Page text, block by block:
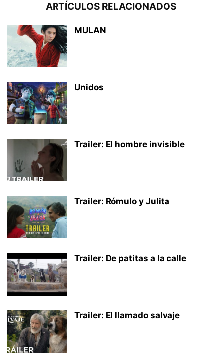
ARTÍCULOS RELACIONADOS
MULAN
Unidos
Trailer: El hombre invisible
Trailer: Rómulo y Julita
Trailer: De patitas a la calle
Trailer: El llamado salvaje